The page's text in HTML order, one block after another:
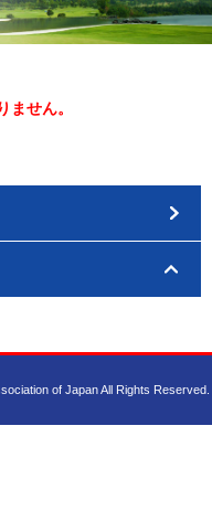
ません。
of Japan All Rights Reserved.